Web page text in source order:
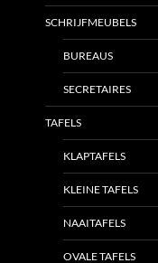
SCHRIJFMEUBELS
BUREAUS
SECRETAIRES
TAFELS
KLAPTAFELS
KLEINE TAFELS
NAAITAFELS
OVALE TAFELS